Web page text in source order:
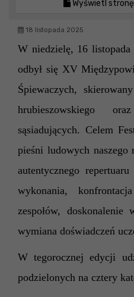
Wyświetl
18 listopada 2025
W niedzielę, 16
odbył się XV
Śpiewaczych,
hrubieszowskiego
sąsiadujących. Celem
pieśni ludowych naszego
autentycznego
wykonania,
zespołów, doskonalenie
wymiana doświadczeń
W tegorocznej edycji
podzielonych na cztery